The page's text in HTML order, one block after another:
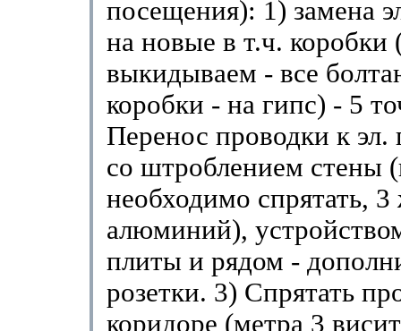
посещения): 1) замена
на новые в т.ч. коробки
выкидываем - все
коробки - на гипс) - 5
Перенос проводки к эл.
со штроблением стены
необходимо спрятать,
алюминий),
плиты и рядом -
розетки. 3) Спрятать
коридоре (метра 3